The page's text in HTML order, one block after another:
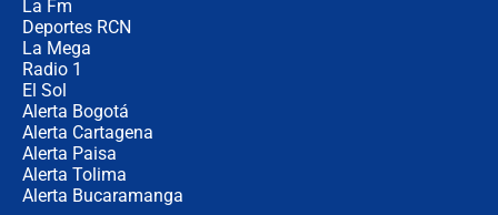
La Fm
Deportes RCN
La Mega
Radio 1
El Sol
Alerta Bogotá
Alerta Cartagena
Alerta Paisa
Alerta Tolima
Alerta Bucaramanga